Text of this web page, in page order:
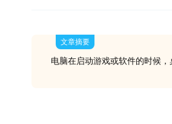
文章摘要
电脑在启动游戏或软件的时候，